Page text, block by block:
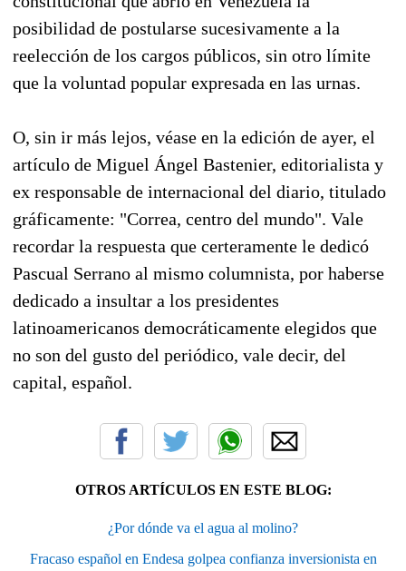
posibilidad de postularse sucesivamente a la
reelección de los cargos públicos, sin otro límite
que la voluntad popular expresada en las urnas.
O, sin ir más lejos, véase en la edición de ayer, el
artículo de Miguel Ángel Bastenier, editorialista y
ex responsable de internacional del diario, titulado
gráficamente: "Correa, centro del mundo". Vale
recordar la respuesta que certeramente le dedicó
Pascual Serrano al mismo columnista, por haberse
dedicado a insultar a los presidentes
latinoamericanos democráticamente elegidos que
no son del gusto del periódico, vale decir, del
capital, español.
OTROS ARTÍCULOS EN ESTE BLOG:
¿Por dónde va el agua al molino?
Fracaso español en Endesa golpea confianza inversionista en